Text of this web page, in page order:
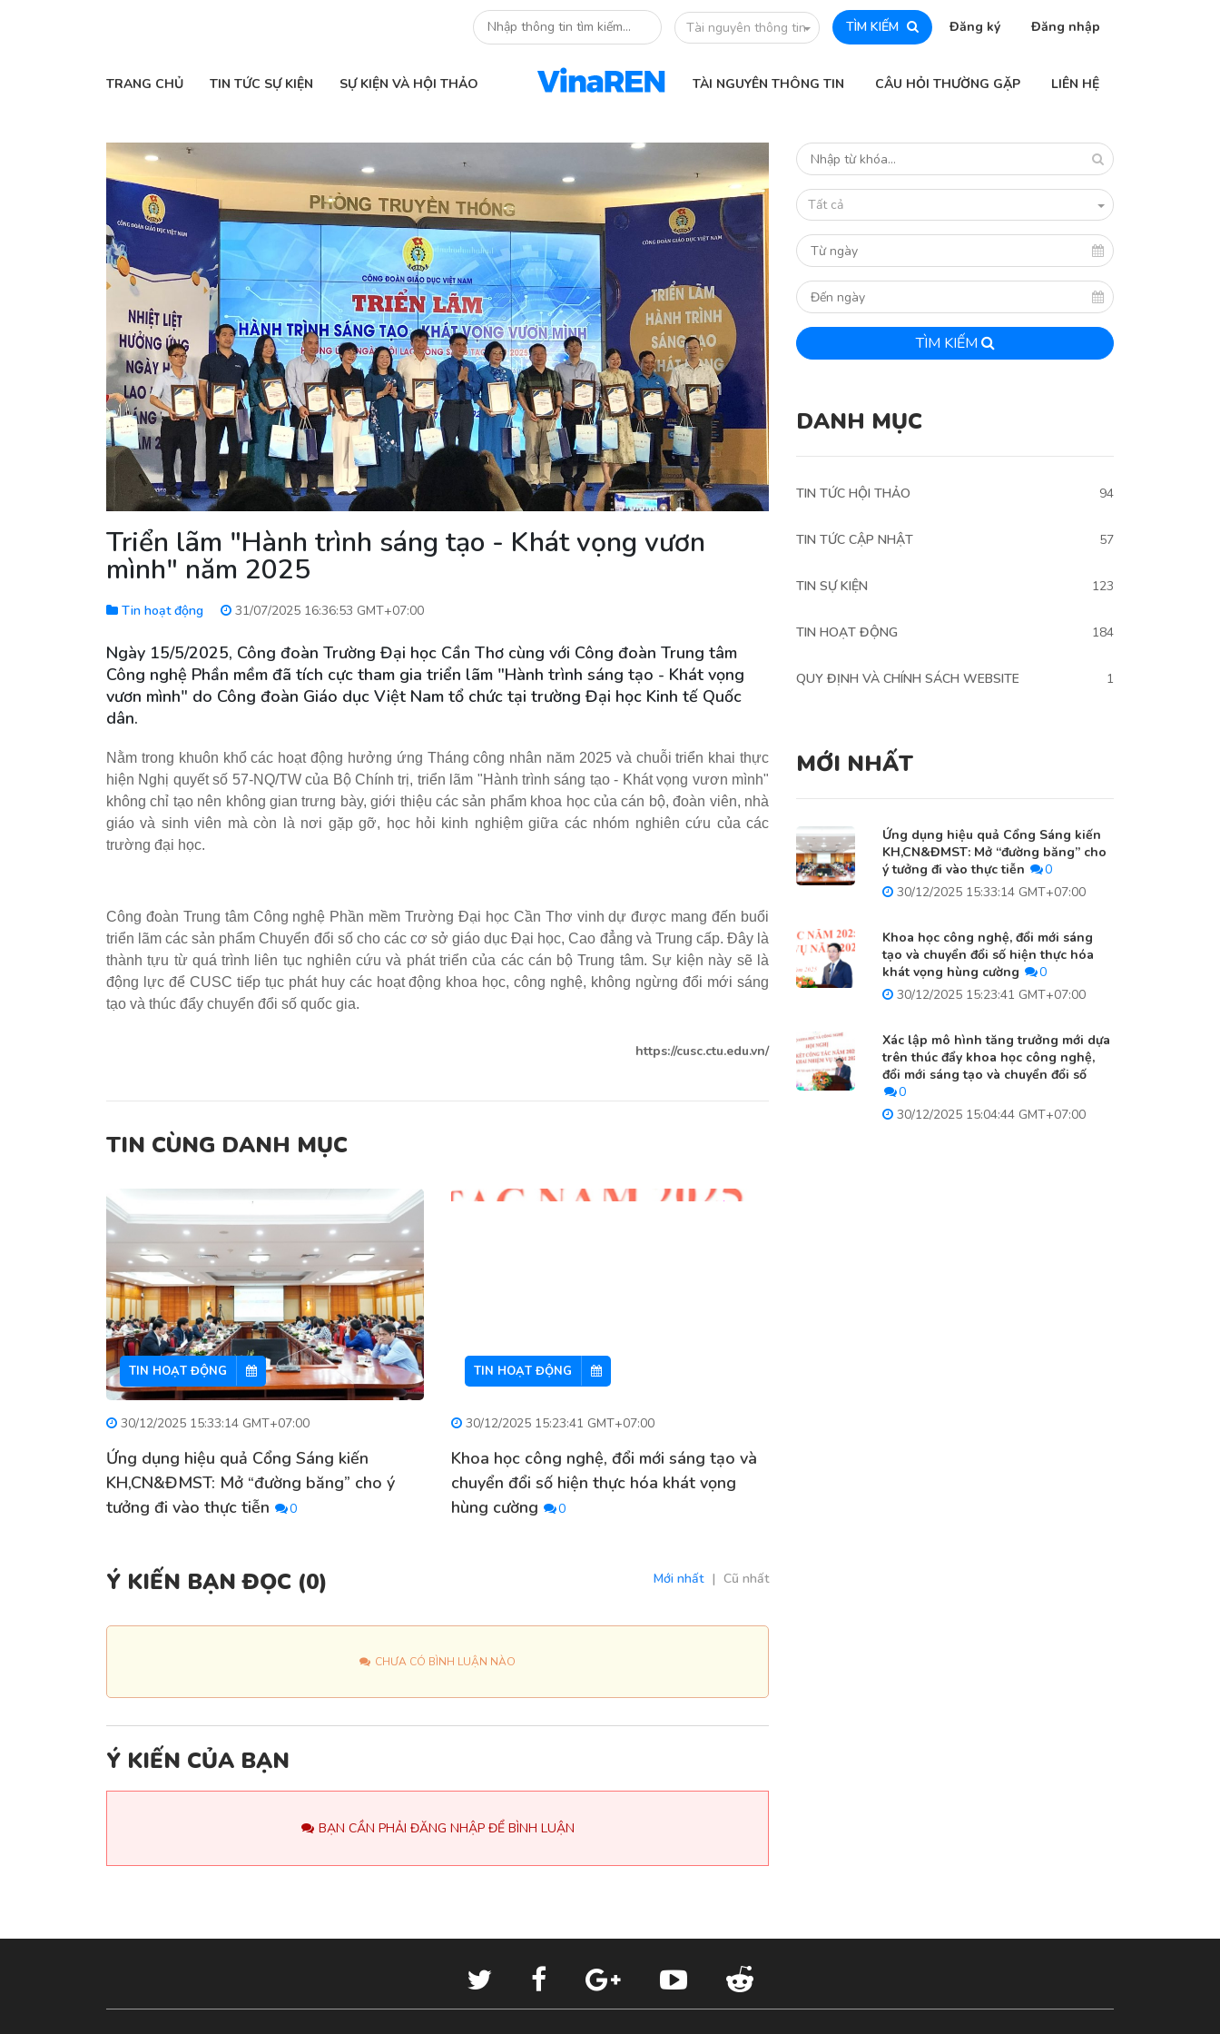
Tài nguyên thông tin TÌM KIẾM Đăng ký Đăng nhập
TRANG CHỦ TIN TỨC SỰ KIỆN SỰ KIỆN VÀ HỘI THẢO TÀI NGUYÊN THÔNG TIN CÂU HỎI THƯỜNG GẶP LIÊN HỆ
Triển lãm "Hành trình sáng tạo - Khát vọng vươn
mình" năm 2025
Tin hoạt động 31/07/2025 16:36:53 GMT+07:00
Ngày 15/5/2025, Công đoàn Trường Đại học Cần Thơ cùng với Công đoàn Trung tâm
Công nghệ Phần mềm đã tích cực tham gia triển lãm "Hành trình sáng tạo - Khát vọng
vươn mình" do Công đoàn Giáo dục Việt Nam tổ chức tại trường Đại học Kinh tế Quốc
dân.
Nằm trong khuôn khổ các hoạt động hưởng ứng Tháng công nhân năm 2025 và chuỗi triển khai thực
hiện Nghị quyết số 57-NQ/TW của Bộ Chính trị, triển lãm "Hành trình sáng tạo - Khát vọng vươn mình"
không chỉ tạo nên không gian trưng bày, giới thiệu các sản phẩm khoa học của cán bộ, đoàn viên, nhà
giáo và sinh viên mà còn là nơi gặp gỡ, học hỏi kinh nghiệm giữa các nhóm nghiên cứu của các
trường đại học.
Công đoàn Trung tâm Công nghệ Phần mềm Trường Đại học Cần Thơ vinh dự được mang đến buổi
triển lãm các sản phẩm Chuyển đổi số cho các cơ sở giáo dục Đại học, Cao đẳng và Trung cấp. Đây là
thành tựu từ quá trình liên tục nghiên cứu và phát triển của các cán bộ Trung tâm. Sự kiện này sẽ là
động lực để CUSC tiếp tục phát huy các hoạt động khoa học, công nghệ, không ngừng đổi mới sáng
tạo và thúc đẩy chuyển đổi số quốc gia.
https://cusc.ctu.edu.vn/
TIN CÙNG DANH MỤC
TIN HOẠT ĐỘNG
30/12/2025 15:33:14 GMT+07:00
Ứng dụng hiệu quả Cổng Sáng kiến
KH,CN&ĐMST: Mở “đường băng” cho ý
tưởng đi vào thực tiễn
0
TIN HOẠT ĐỘNG
30/12/2025 15:23:41 GMT+07:00
Khoa học công nghệ, đổi mới sáng tạo và
chuyển đổi số hiện thực hóa khát vọng
hùng cường
0
Ý KIẾN BẠN ĐỌC (0) Mới nhất | Cũ nhất
CHƯA CÓ BÌNH LUẬN NÀO
Ý KIẾN CỦA BẠN
BẠN CẦN PHẢI ĐĂNG NHẬP ĐỂ BÌNH LUẬN
Tất cả
TÌM KIẾM
DANH MỤC
TIN TỨC HỘI THẢO 94
TIN TỨC CẬP NHẬT 57
TIN SỰ KIỆN 123
TIN HOẠT ĐỘNG 184
QUY ĐỊNH VÀ CHÍNH SÁCH WEBSITE 1
MỚI NHẤT
Ứng dụng hiệu quả Cổng Sáng kiến
KH,CN&ĐMST: Mở “đường băng” cho
ý tưởng đi vào thực tiễn
0
30/12/2025 15:33:14 GMT+07:00
Khoa học công nghệ, đổi mới sáng
tạo và chuyển đổi số hiện thực hóa
khát vọng hùng cường
0
30/12/2025 15:23:41 GMT+07:00
Xác lập mô hình tăng trưởng mới dựa
trên thúc đẩy khoa học công nghệ,
đổi mới sáng tạo và chuyển đổi số
0
30/12/2025 15:04:44 GMT+07:00